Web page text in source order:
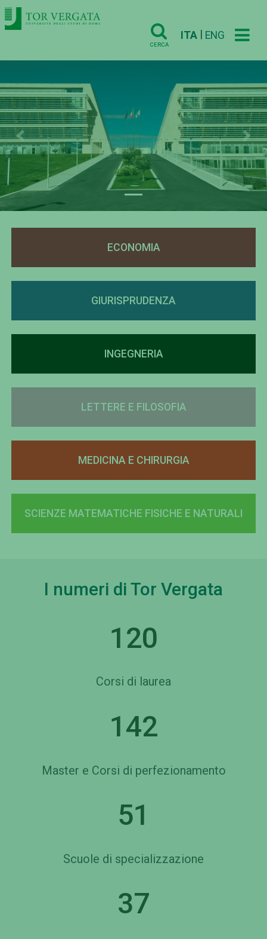
CERCA
ITA ENG
Previous
ECONOMIA
GIURISPRUDENZA
INGEGNERIA
LETTERE E FILOSOFIA
MEDICINA E CHIRURGIA
SCIENZE MATEMATICHE FISICHE E NATURALI
I numeri di Tor Vergata
120
Corsi di laurea
142
Master e Corsi di perfezionamento
51
Scuole di specializzazione
37